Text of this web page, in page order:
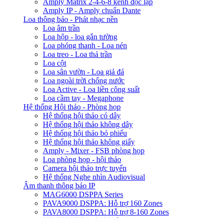
Amply Matrix 2-4-6-8 kênh độc lập
Amply IP - Amply chuẩn Dante
Loa thông báo - Phát nhạc nền
Loa âm trần
Loa hộp - loa gắn tường
Loa phóng thanh - Loa nén
Loa treo - Loa thả trần
Loa cột
Loa sân vườn - Loa giả đá
Loa ngoài trời chống nước
Loa Active - Loa liền công suất
Loa cầm tay - Megaphone
Hệ thống Hội thảo - Phòng họp
Hệ thống hội thảo có dây
Hệ thống hội thảo không dây
Hệ thống hội thảo bỏ phiếu
Hệ thống hội thảo không giấy
Amply - Mixer - FSB phòng họp
Loa phòng họp - hội thảo
Camera hội thảo trực tuyến
Hệ thống Nghe nhìn Audiovisual
Âm thanh thông báo IP
MAG6000 DSPPA Series
PAVA9000 DSPPA: Hỗ trợ 160 Zones
PAVA8000 DSPPA: Hỗ trợ 8-160 Zones